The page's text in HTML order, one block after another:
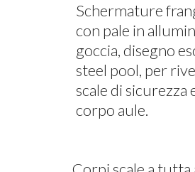
Schermature
con pale in
goccia, disegno
steel pool, per
scale di sicurezza
corpo aule.